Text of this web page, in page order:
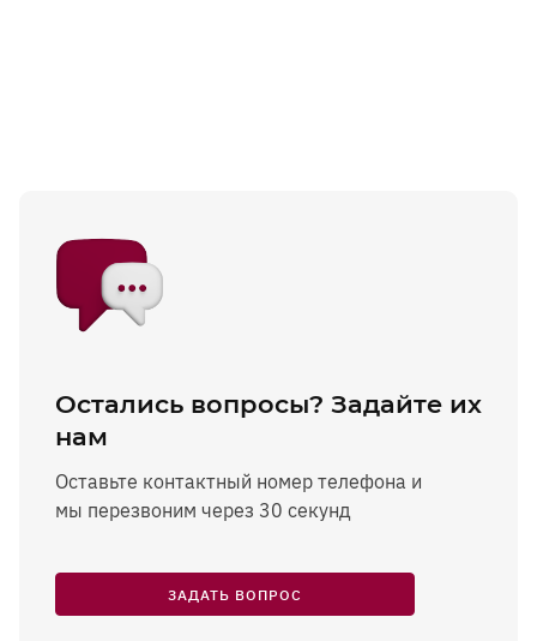
Остались вопросы? Задайте их
нам
Оставьте контактный номер телефона и
мы перезвоним через 30 секунд
ЗАДАТЬ ВОПРОС